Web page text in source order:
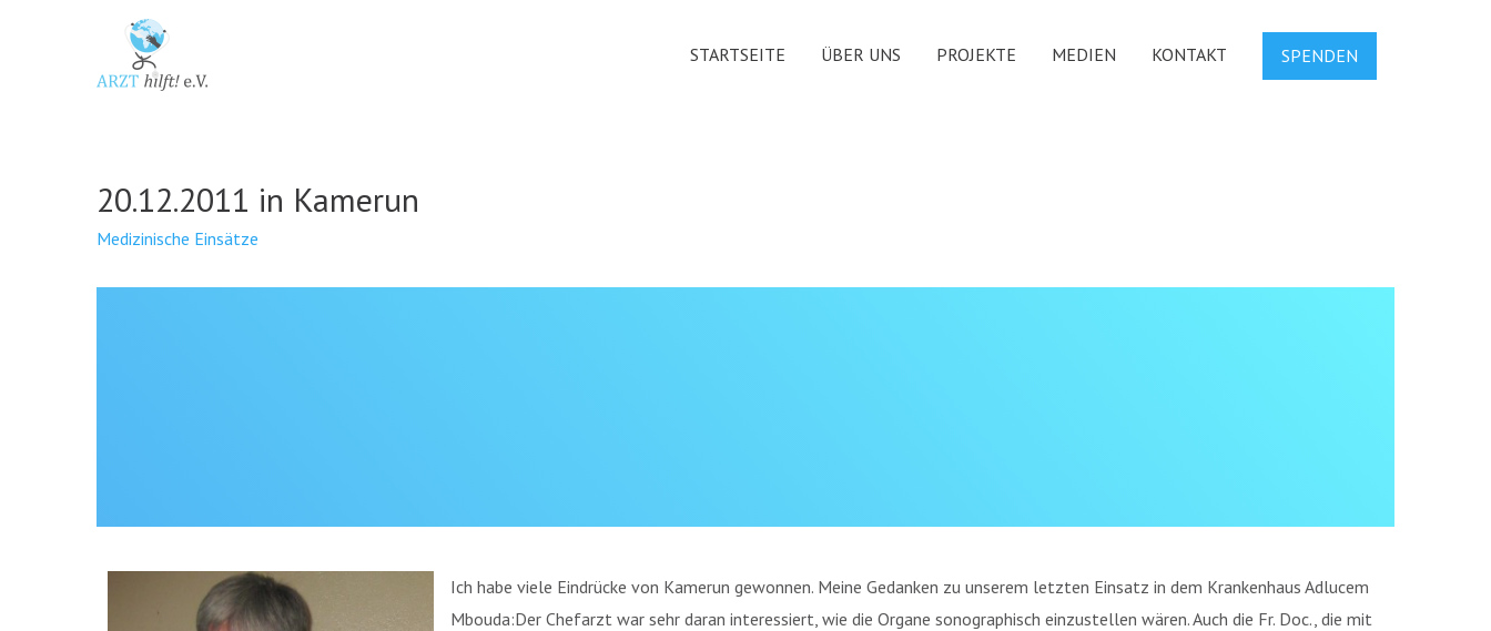
STARTSEITE ÜBER UNS PROJEKTE MEDIEN KONTAKT SPENDEN
20.12.2011 in Kamerun
Medizinische Einsätze
Ich habe viele Eindrücke von Kamerun gewonnen. Meine Gedanken zu unserem letzten Einsatz in dem Krankenhaus Adlucem
Mbouda:Der Chefarzt war sehr daran interessiert, wie die Organe sonographisch einzustellen wären. Auch die Fr. Doc., die mit